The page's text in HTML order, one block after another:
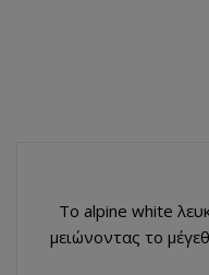
Το alpine white
μειώνοντας το